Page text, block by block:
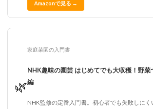
Amazonで見る →
🌿
家庭菜園の入門書
NHK趣味の園芸 はじめてでも大収穫！野菜
編
NHK監修の定番入門書。初心者でも失敗しに